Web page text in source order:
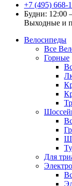
+7 (495) 668-
Будни: 12:00
Выходные и
Велосипеды
Все
Горные
Для